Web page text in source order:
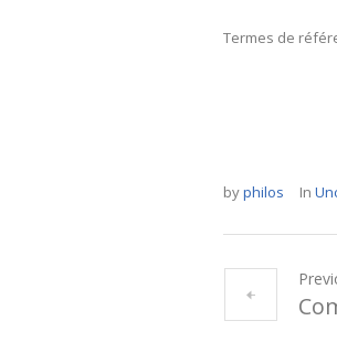
Termes de
byphilos In